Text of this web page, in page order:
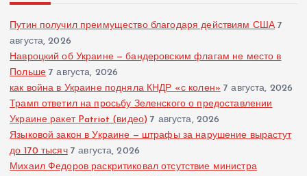
Путин получил преимущество благодаря действиям США 7
августа, 2026
Навроцкий об Украине — бандеровским флагам не место в
Польше 7 августа, 2026
как война в Украине подняла КНДР «с колен» 7 августа, 2026
Трамп ответил на просьбу Зеленского о предоставлении
Украине ракет Patriot (видео) 7 августа, 2026
Языковой закон в Украине — штрафы за нарушение вырастут
до 170 тысяч 7 августа, 2026
Михаил Федоров раскритиковал отсутствие министра